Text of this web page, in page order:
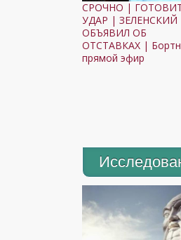
СРОЧНО |
УДАР | ЗЕЛЕНСКИЙ
ОБЪЯВИЛ ОБ
ОТСТАВКАХ |
прямой эфир